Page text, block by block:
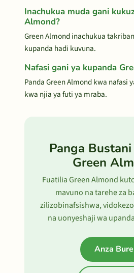
Inachukua muda gani
Almond?
Green Almond inachukua
kupanda hadi kuvuna.
Nafasi gani ya kupanda
Panda Green Almond kwa nafasi
kwa njia ya futi ya mraba.
Panga
Green
Fuatilia Green Almond
mavuno na tarehe za
zilizobinafsishwa,
na uonyeshaji wa
Anza Bure